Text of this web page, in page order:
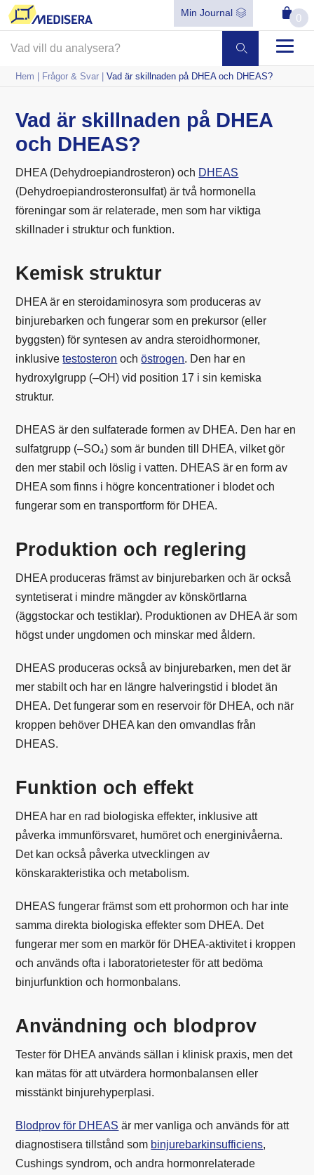
Min Journal 0
Hem | Frågor & Svar |Vad är skillnaden på DHEA och DHEAS?
Vad är skillnaden på DHEA
och DHEAS?
DHEA (Dehydroepiandrosteron) och DHEAS
(Dehydroepiandrosteronsulfat) är två hormonella
föreningar som är relaterade, men som har viktiga
skillnader i struktur och funktion.
Kemisk struktur
DHEA är en steroidaminosyra som produceras av
binjurebarken och fungerar som en prekursor (eller
byggsten) för syntesen av andra steroidhormoner,
inklusivetestosteron ochöstrogen. Den har en
hydroxylgrupp (–OH) vid position 17 i sin kemiska
struktur.
DHEAS är den sulfaterade formen av DHEA. Den har en
sulfatgrupp (–SO₄) som är bunden till DHEA, vilket gör
den mer stabil och löslig i vatten. DHEAS är en form av
DHEA som finns i högre koncentrationer i blodet och
fungerar som en transportform för DHEA.
Produktion och reglering
DHEA produceras främst av binjurebarken och är också
syntetiserat i mindre mängder av könskörtlarna
(äggstockar och testiklar). Produktionen av DHEA är som
högst under ungdomen och minskar med åldern.
DHEAS produceras också av binjurebarken, men det är
mer stabilt och har en längre halveringstid i blodet än
DHEA. Det fungerar som en reservoir för DHEA, och när
kroppen behöver DHEA kan den omvandlas från
DHEAS.
Funktion och effekt
DHEA har en rad biologiska effekter, inklusive att
påverka immunförsvaret, humöret och energinivåerna.
Det kan också påverka utvecklingen av
könskarakteristika och metabolism.
DHEAS fungerar främst som ett prohormon och har inte
samma direkta biologiska effekter som DHEA. Det
fungerar mer som en markör för DHEA-aktivitet i kroppen
och används ofta i laboratorietester för att bedöma
binjurfunktion och hormonbalans.
Användning och blodprov
Tester för DHEA används sällan i klinisk praxis, men det
kan mätas för att utvärdera hormonbalansen eller
misstänkt binjurehyperplasi.
Blodprov för DHEAS är mer vanliga och används för att
diagnostisera tillstånd som binjurebarkinsufficiens,
Cushings syndrom, och andra hormonrelaterade